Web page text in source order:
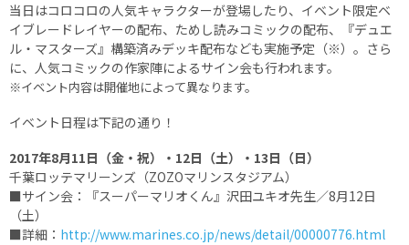
当日はコロコロの人気キャラクターが登場したり、イベント限定ベ
イブレードレイヤーの配布、ためし読みコミックの配布、『デュエ
ル・マスターズ』構築済みデッキ配布なども実施予定（※）。さら
に、人気コミックの作家陣によるサイン会も行われます。
※イベント内容は開催地によって異なります。
イベント日程は下記の通り！
2017年8月11日（金・祝）・12日（土）・13日（日）
千葉ロッテマリーンズ（ZOZOマリンスタジアム）
■サイン会：『スーパーマリオくん』沢田ユキオ先生／8月12日
（土）
■詳細： http://www.marines.co.jp/news/detail/00000776.html